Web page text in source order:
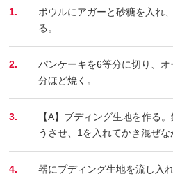
1.
ボウルにアガーと砂糖を入れ
る。
2.
パンケーキを6等分に切り、
分ほど焼く。
3.
【A】ブディング生地を作る
うさせ、1を入れてかき混ぜな
4.
器にプディング生地を流し入